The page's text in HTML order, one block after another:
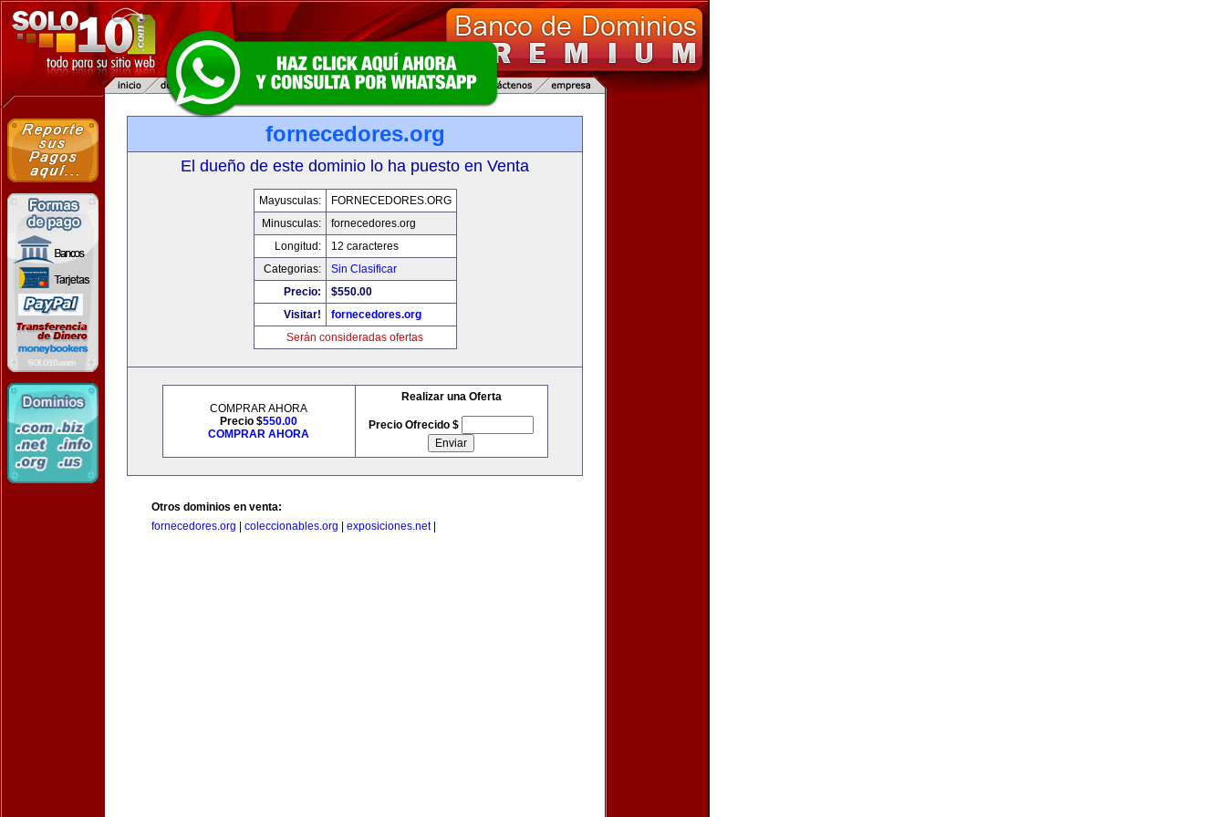
fornecedores.org
El dueño de este dominio lo ha puesto en Venta
Mayusculas:
FORNECEDORES.ORG
Minusculas:
fornecedores.org
Longitud:
12 caracteres
Categorias:
Sin Clasificar
Precio:
$550.00
Visitar!
fornecedores.org
Serán consideradas ofertas
COMPRAR AHORA
Precio $550.00
COMPRAR AHORA
Realizar una Oferta
Precio Ofrecido $
Otros dominios en venta:
fornecedores.org
coleccionables.org exposiciones.net|